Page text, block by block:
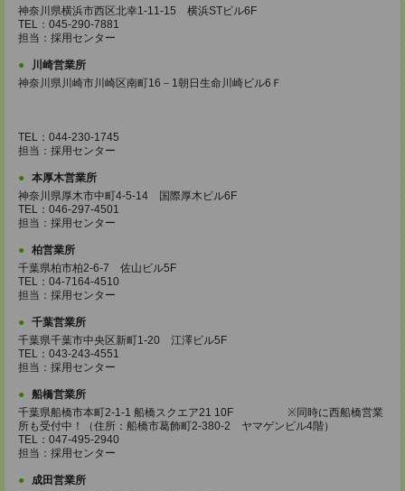
神奈川県横浜市西区北幸1-11-15 横浜STビル6F
TEL：045-290-7881
担当：採用センター
川崎営業所
神奈川県川崎市川崎区南町16－1朝日生命川崎ビル6Ｆ
TEL：044-230-1745
担当：採用センター
本厚木営業所
神奈川県厚木市中町4-5-14 国際厚木ビル6F
TEL：046-297-4501
担当：採用センター
柏営業所
千葉県柏市柏2-6-7 佐山ビル5F
TEL：04-7164-4510
担当：採用センター
千葉営業所
千葉県千葉市中央区新町1-20 江澤ビル5F
TEL：043-243-4551
担当：採用センター
船橋営業所
千葉県船橋市本町2-1-1 船橋スクエア21 10F ※同時に西船橋営業
所も受付中！（住所：船橋市葛飾町2-380-2 ヤマゲンビル4階）
TEL：047-495-2940
担当：採用センター
成田営業所